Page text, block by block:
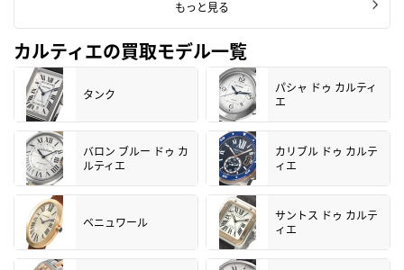
もっと見る
カルティエの買取モデル一覧
タンク
パシャ ドゥ カルティ
エ
バロン ブルー ドゥ カ
ルティエ
カリブル ドゥ カルテ
ィエ
ベニュワール
サントス ドゥ カルテ
ィエ